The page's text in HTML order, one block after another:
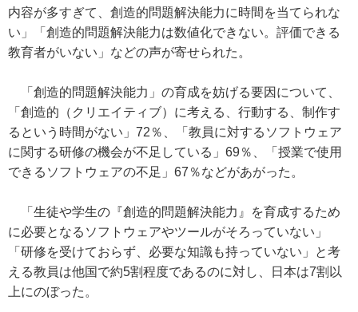
内容が多すぎて、創造的問題解決能力に時間を当てられな
い」「創造的問題解決能力は数値化できない。評価できる
教育者がいない」などの声が寄せられた。
「創造的問題解決能力」の育成を妨げる要因について、
「創造的（クリエイティブ）に考える、行動する、制作す
るという時間がない」72％、「教員に対するソフトウェア
に関する研修の機会が不足している」69％、「授業で使用
できるソフトウェアの不足」67％などがあがった。
「生徒や学生の『創造的問題解決能力』を育成するため
に必要となるソフトウェアやツールがそろっていない」
「研修を受けておらず、必要な知識も持っていない」と考
える教員は他国で約5割程度であるのに対し、日本は7割以
上にのぼった。